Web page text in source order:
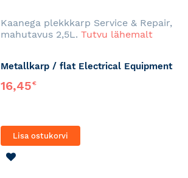
Kaanega plekkkarp Service & Repair,
mahutavus 2,5L. Tutvu lähemalt
Metallkarp / flat Electrical Equipment
16,45€
Lisa ostukorvi